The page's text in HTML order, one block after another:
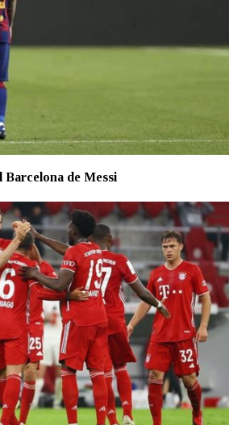
de Messi